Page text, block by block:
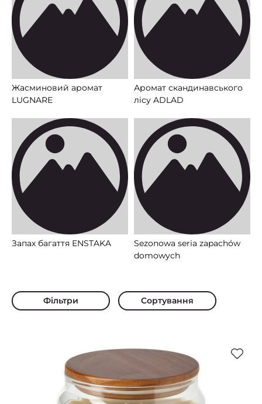
Жасминовий аромат
LUGNARE
Аромат скандинавського
лісу ADLAD
Запах багаття ENSTAKA
Sezonowa seria zapachów
domowych
Фільтри Сортування